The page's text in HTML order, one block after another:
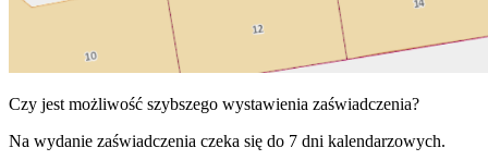
Czy jest możliwość szybszego wystawienia zaświadczenia?
Na wydanie zaświadczenia czeka się do 7 dni kalendarzowych.